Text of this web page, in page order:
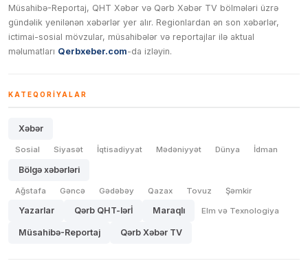
Müsahibə-Reportaj, QHT Xəbər və Qərb Xəbər TV bölmələri üzrə
gündəlik yenilənən xəbərlər yer alır. Regionlardan ən son xəbərlər,
ictimai-sosial mövzular, müsahibələr və reportajlar ilə aktual
məlumatları Qerbxeber.com-da izləyin.
KATEQORIYALAR
Xəbər
Sosial Siyasət İqtisadiyyat Mədəniyyət Dünya İdman
Bölgə xəbərləri
Ağstafa Gəncə Gədəbəy Qazax Tovuz Şəmkir
Yazarlar Qərb QHT-lərİ Maraqlı Elm və Texnologiya
Müsahibə-Reportaj Qərb Xəbər TV